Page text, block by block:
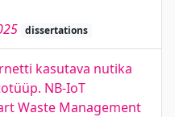
dissertations
kasutava nutika
NB-IoT
Waste Management